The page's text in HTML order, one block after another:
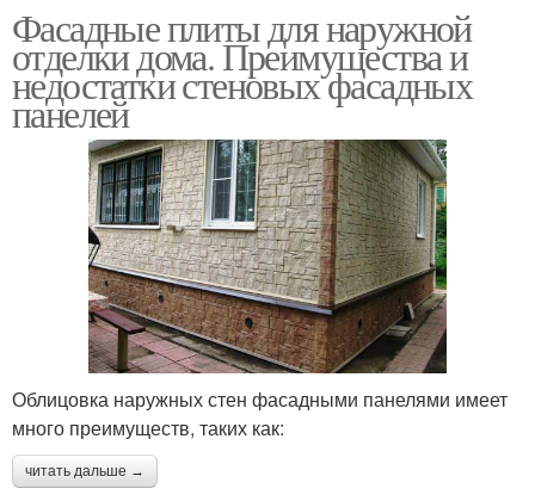
Фасадные плиты для наружной
отделки дома. Преимущества и
недостатки стеновых фасадных
панелей
Облицовка наружных стен фасадными панелями имеет
много преимуществ, таких как:
читать дальше →